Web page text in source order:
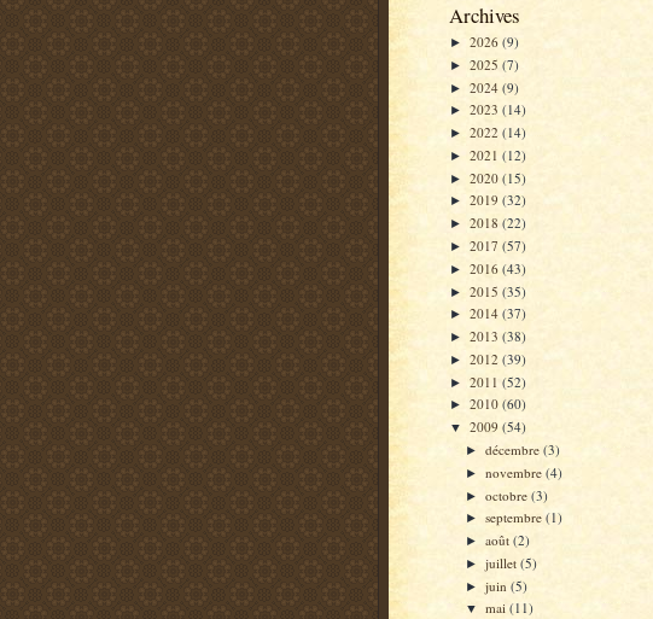
Archives
► 2026 (9)
► 2025 (7)
► 2024 (9)
► 2023 (14)
► 2022 (14)
► 2021 (12)
► 2020 (15)
► 2019 (32)
► 2018 (22)
► 2017 (57)
► 2016 (43)
► 2015 (35)
► 2014 (37)
► 2013 (38)
► 2012 (39)
► 2011 (52)
► 2010 (60)
▼ 2009 (54)
►décembre(3)
►novembre(4)
►octobre(3)
►septembre(1)
►août(2)
►juillet(5)
►juin(5)
▼mai(11)